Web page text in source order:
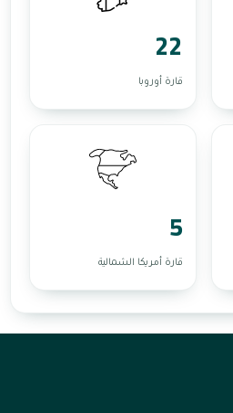
22
قارة أوروبا
5
قارة أمريكا الشمالية